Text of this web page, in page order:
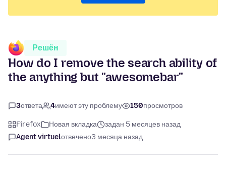
Решён
How do I remove the search ability of
the anything but "awesomebar"
3ответа 4имеют эту проблему 150просмотров
Firefox Новая вкладка
задан 5 месяцев назад
Agent virtuelотвечено3 месяца назад